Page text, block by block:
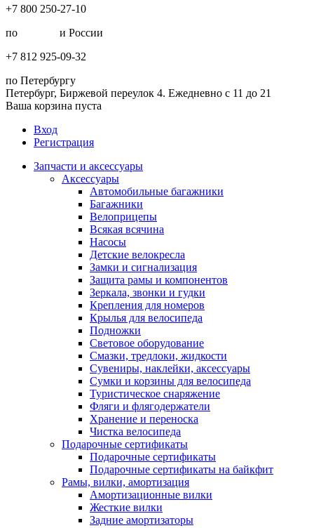
+7 800 250-27-10
по
и России
+7 812 925-09-32
по Петербургу
Петербург, Биржевой переулок 4. Ежедневно с 11 до 21
Ваша корзина пуста
Вход
Регистрация
Запчасти и аксессуары
Аксессуары
Автомобильные багажники
Багажники
Велоприцепы
Всякая всячина
Насосы
Детские велокресла
Замки и сигнализация
Защита рамы и компонентов
Зеркала, звонки и гудки
Крепления для номеров
Крылья для велосипеда
Подножки
Световое оборудование
Смазки, тредлоки, жидкости
Сувениры, наклейки, аксессуары
Сумки и корзины для велосипеда
Туристическое снаряжение
Фляги и флягодержатели
Хранение и переноска
Чистка велосипеда
Подарочные сертификаты
Подарочные сертификаты
Подарочные сертификаты на байкфит
Рамы, вилки, амортизация
Амортизационные вилки
Жесткие вилки
Задние амортизаторы